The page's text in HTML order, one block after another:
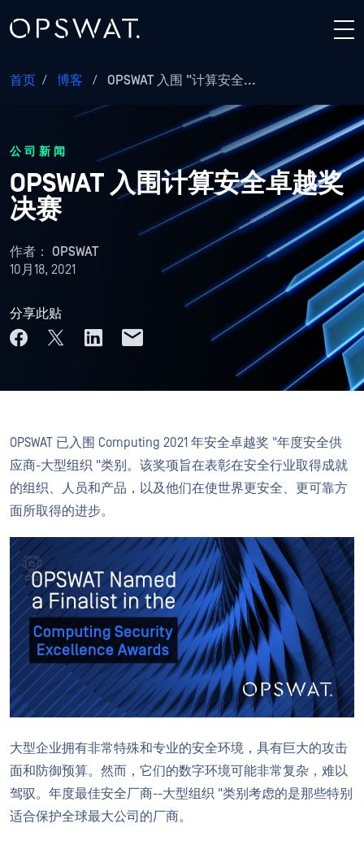
首页 / 博客 / OPSWAT 入围 "计算安全...
公司新闻
OPSWAT 入围计算安全卓越奖
决赛
作者： OPSWAT
10月18, 2021
分享此贴
OPSWAT 已入围 Computing 2021 年安全卓越奖 "年度安全供
应商-大型组织 "类别。该奖项旨在表彰在安全行业取得成就
的组织、人员和产品，以及他们在使世界更安全、更可靠方
面所取得的进步。
大型企业拥有非常特殊和专业的安全环境，具有巨大的攻击
面和防御预算。然而，它们的数字环境可能非常复杂，难以
驾驭。年度最佳安全厂商--大型组织 "类别考虑的是那些特别
适合保护全球最大公司的厂商。